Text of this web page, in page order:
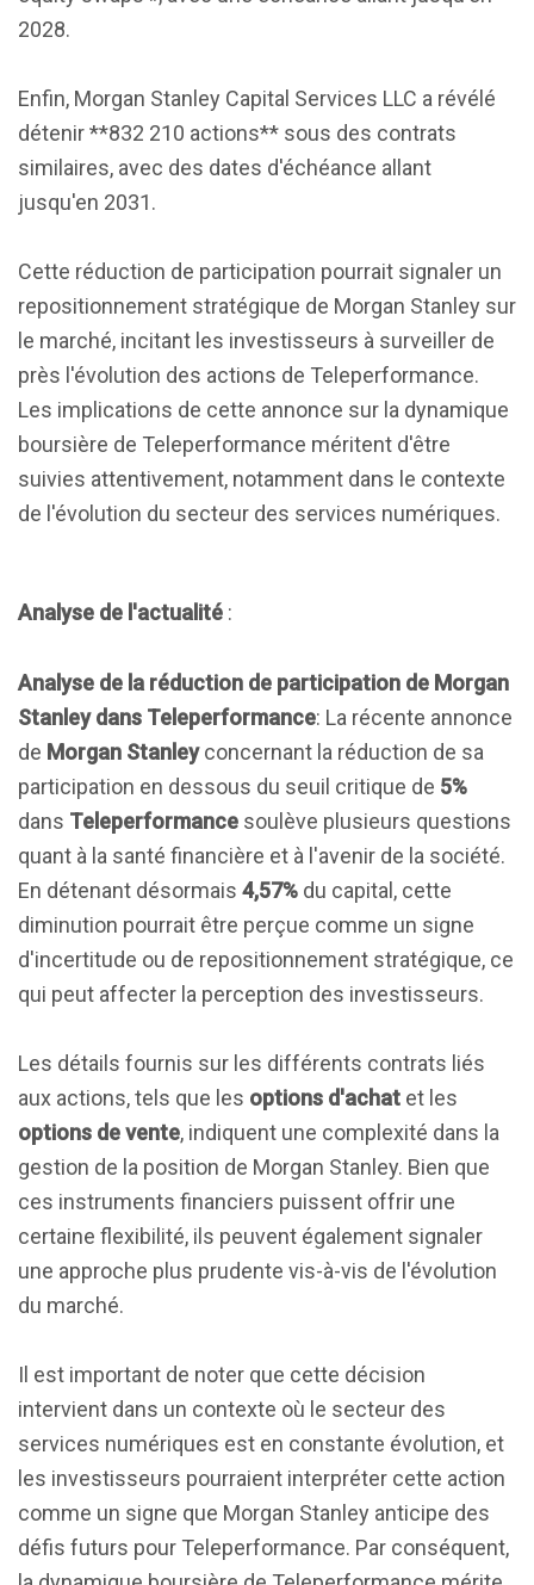
2028.
Enfin, Morgan Stanley Capital Services LLC a révélé
détenir **832 210 actions** sous des contrats
similaires, avec des dates d'échéance allant
jusqu'en 2031.
Cette réduction de participation pourrait signaler un
repositionnement stratégique de Morgan Stanley sur
le marché, incitant les investisseurs à surveiller de
près l'évolution des actions de Teleperformance.
Les implications de cette annonce sur la dynamique
boursière de Teleperformance méritent d'être
suivies attentivement, notamment dans le contexte
de l'évolution du secteur des services numériques.
Analyse de l'actualité :
Analyse de la réduction de participation de Morgan
Stanley dans Teleperformance: La récente annonce
de Morgan Stanleyconcernant la réduction de sa
participation en dessous du seuil critique de 5%
dans Teleperformance soulève plusieurs questions
quant à la santé financière et à l'avenir de la société.
En détenant désormais 4,57% du capital, cette
diminution pourrait être perçue comme un signe
d'incertitude ou de repositionnement stratégique, ce
qui peut affecter la perception des investisseurs.
Les détails fournis sur les différents contrats liés
aux actions, tels que les options d'achat et les
options de vente, indiquent une complexité dans la
gestion de la position de Morgan Stanley. Bien que
ces instruments financiers puissent offrir une
certaine flexibilité, ils peuvent également signaler
une approche plus prudente vis-à-vis de l'évolution
du marché.
Il est important de noter que cette décision
intervient dans un contexte où le secteur des
services numériques est en constante évolution, et
les investisseurs pourraient interpréter cette action
comme un signe que Morgan Stanley anticipe des
défis futurs pour Teleperformance. Par conséquent,